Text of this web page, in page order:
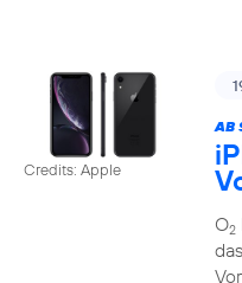
Credits: Apple
AB
O2